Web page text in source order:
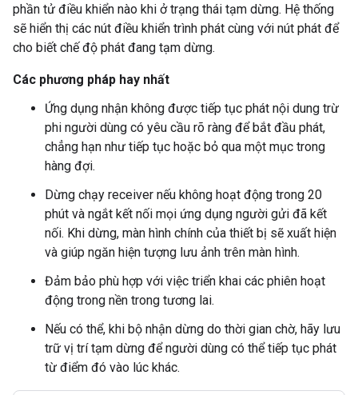
phần tử điều khiển nào khi ở trạng thái tạm dừng. Hệ thống
sẽ hiển thị các nút điều khiển trình phát cùng với nút phát để
cho biết chế độ phát đang tạm dừng.
Các phương pháp hay nhất
Ứng dụng nhận không được tiếp tục phát nội dung trừ
phi người dùng có yêu cầu rõ ràng để bắt đầu phát,
chẳng hạn như tiếp tục hoặc bỏ qua một mục trong
hàng đợi.
Dừng chạy receiver nếu không hoạt động trong 20
phút và ngắt kết nối mọi ứng dụng người gửi đã kết
nối. Khi dừng, màn hình chính của thiết bị sẽ xuất hiện
và giúp ngăn hiện tượng lưu ảnh trên màn hình.
Đảm bảo phù hợp với việc triển khai các phiên hoạt
động trong nền trong tương lai.
Nếu có thể, khi bộ nhận dừng do thời gian chờ, hãy lưu
trữ vị trí tạm dừng để người dùng có thể tiếp tục phát
từ điểm đó vào lúc khác.